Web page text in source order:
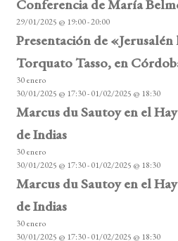
v
e
n
t
o
s
Conferencia de María
29/01/2025 @ 19:00-20:00
Presentación de
Torquato Tasso, en
30 enero
30/01/2025 @ 17:30-01/02/2025 @ 18:30
Marcus du Sautoy en el
de Indias
30 enero
30/01/2025 @ 17:30-01/02/2025 @ 18:30
Marcus du Sautoy en el
de Indias
30 enero
30/01/2025 @ 17:30-01/02/2025 @ 18:30